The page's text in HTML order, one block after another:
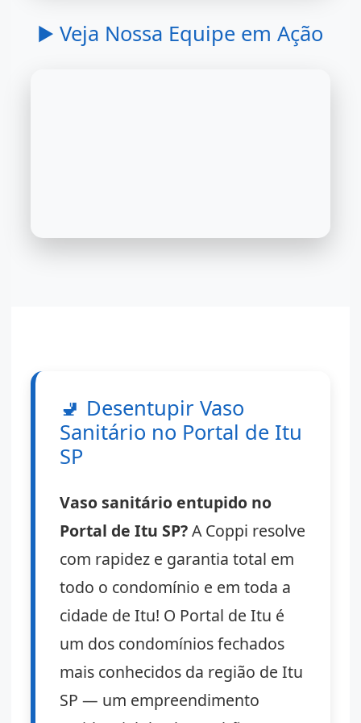
▶️ Veja Nossa Equipe em Ação
🚽 Desentupir Vaso
Sanitário no Portal de Itu
SP
Vaso sanitário entupido no
Portal de Itu SP?A Coppi resolve
com rapidez e garantia total em
todo o condomínio e em toda a
cidade de Itu! O Portal de Itu é
um dos condomínios fechados
mais conhecidos da região de Itu
SP — um empreendimento